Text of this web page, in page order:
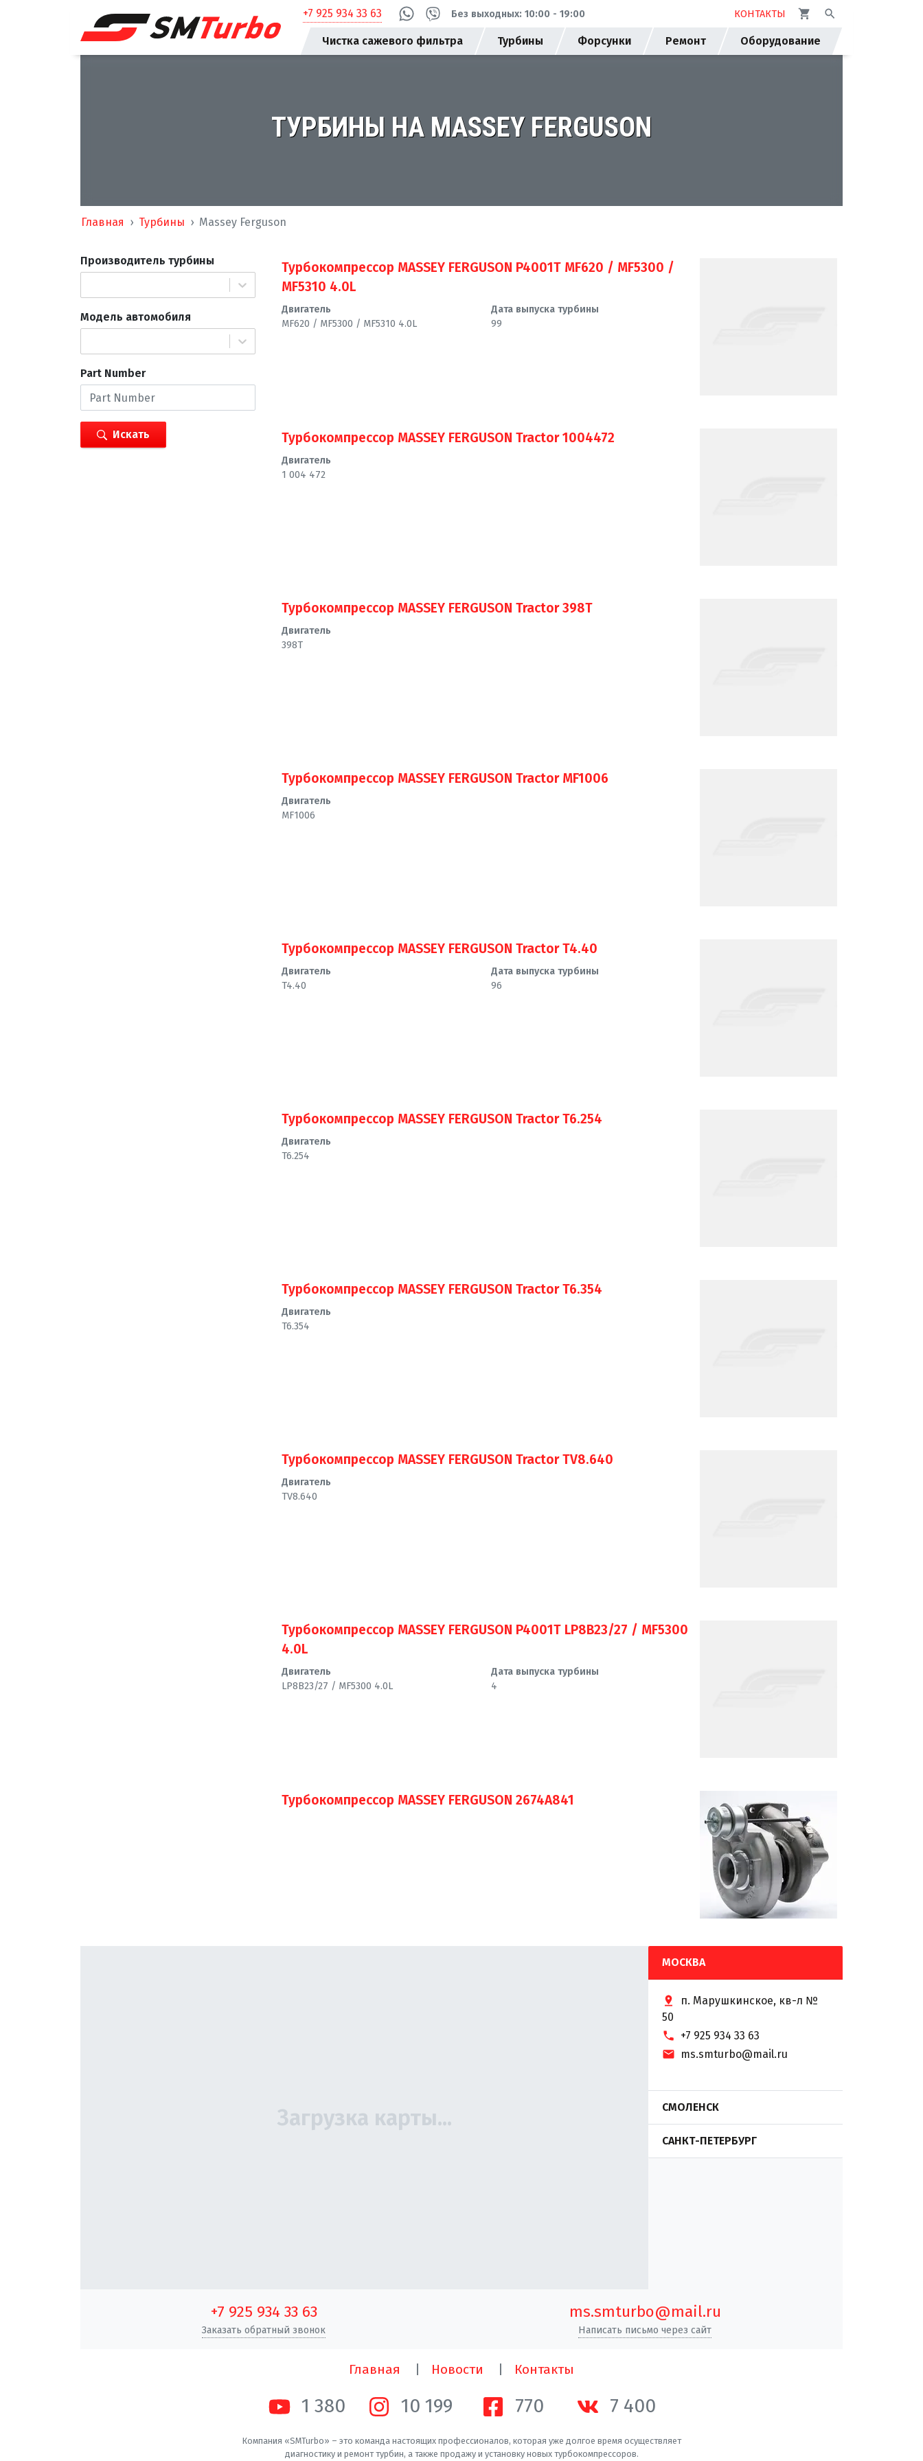
+7 925 934 33 63 Без выходных: 10:00 - 19:00 КОНТАКТЫ
Чистка сажевого фильтра Турбины Форсунки Ремонт Оборудование
ТУРБИНЫ НА MASSEY FERGUSON
Главная Турбины Massey Ferguson
Производитель турбины
Модель автомобиля
Part Number
Искать
Турбокомпрессор MASSEY FERGUSON P4001T MF620 / MF5300 /
MF5310 4.0L
Двигатель
MF620 / MF5300 / MF5310 4.0L
Дата выпуска турбины
99
Турбокомпрессор MASSEY FERGUSON Tractor 1004472
Двигатель
1 004 472
Турбокомпрессор MASSEY FERGUSON Tractor 398T
Двигатель
398T
Турбокомпрессор MASSEY FERGUSON Tractor MF1006
Двигатель
MF1006
Турбокомпрессор MASSEY FERGUSON Tractor T4.40
Двигатель
T4.40
Дата выпуска турбины
96
Турбокомпрессор MASSEY FERGUSON Tractor T6.254
Двигатель
T6.254
Турбокомпрессор MASSEY FERGUSON Tractor T6.354
Двигатель
T6.354
Турбокомпрессор MASSEY FERGUSON Tractor TV8.640
Двигатель
TV8.640
Турбокомпрессор MASSEY FERGUSON P4001T LP8B23/27 / MF5300
4.0L
Двигатель
LP8B23/27 / MF5300 4.0L
Дата выпуска турбины
4
Турбокомпрессор MASSEY FERGUSON 2674A841
МОСКВА
п. Марушкинское, кв-л №
50
+7 925 934 33 63
ms.smturbo@mail.ru
СМОЛЕНСК
САНКТ-ПЕТЕРБУРГ
+7 925 934 33 63
Заказать обратный звонок
ms.smturbo@mail.ru
Написать письмо через сайт
Главная Новости Контакты
1 380 10 200 770 7 400
Компания «SMTurbo» – это команда настоящих профессионалов, которая уже долгое время осуществляет
диагностику и ремонт турбин, а также продажу и установку новых турбокомпрессоров.